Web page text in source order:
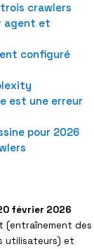
crawlers
agent et
configuré
est une erreur
pour 2026
février 2026
des
utilisateurs) et